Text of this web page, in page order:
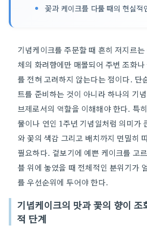
꽃과 케이크를 다룰 때의 현실
기념케이크를 주문할 때 흔히 저지르
체의 화려함에만 매몰되어 주변 조화
를 전혀 고려하지 않는다는 점이다. 단
트를 준비하는 것이 아니라 하나의 기
브제로서의 역할을 이해해야 한다. 특
물이나 연인 1주년 기념일처럼 의미가
와 꽃의 색감 그리고 배치까지 면밀히
필요하다. 겉보기에 예쁜 케이크를 고
블 위에 놓였을 때 전체적인 분위기가
를 우선순위에 두어야 한다.
기념케이크의 맛과 꽃의 향이 조
적 단계